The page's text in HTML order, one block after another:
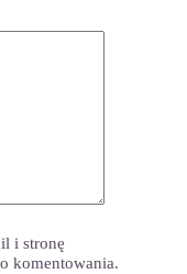
i stronę
komentowania.